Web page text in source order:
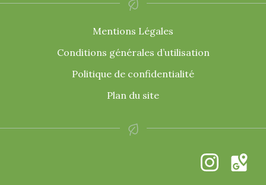
Mentions Légales
Conditions générales d’utilisation
Politique de confidentialité
Plan du site